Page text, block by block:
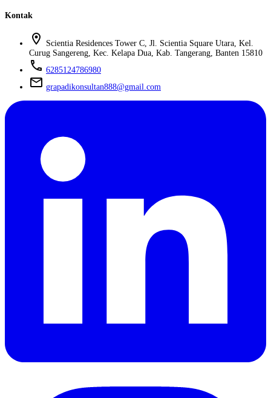
Kontak
location_on
Scientia Residences Tower C, Jl. Scientia Square Utara, Kel.
Curug Sangereng, Kec. Kelapa Dua, Kab. Tangerang, Banten 15810
phone 6285124786980
mail grapadikonsultan888@gmail.com